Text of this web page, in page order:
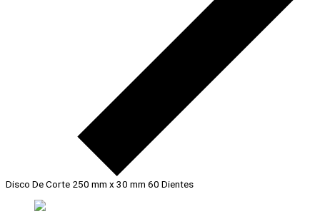
Disco De Corte 250 mm x 30 mm 60 Dientes